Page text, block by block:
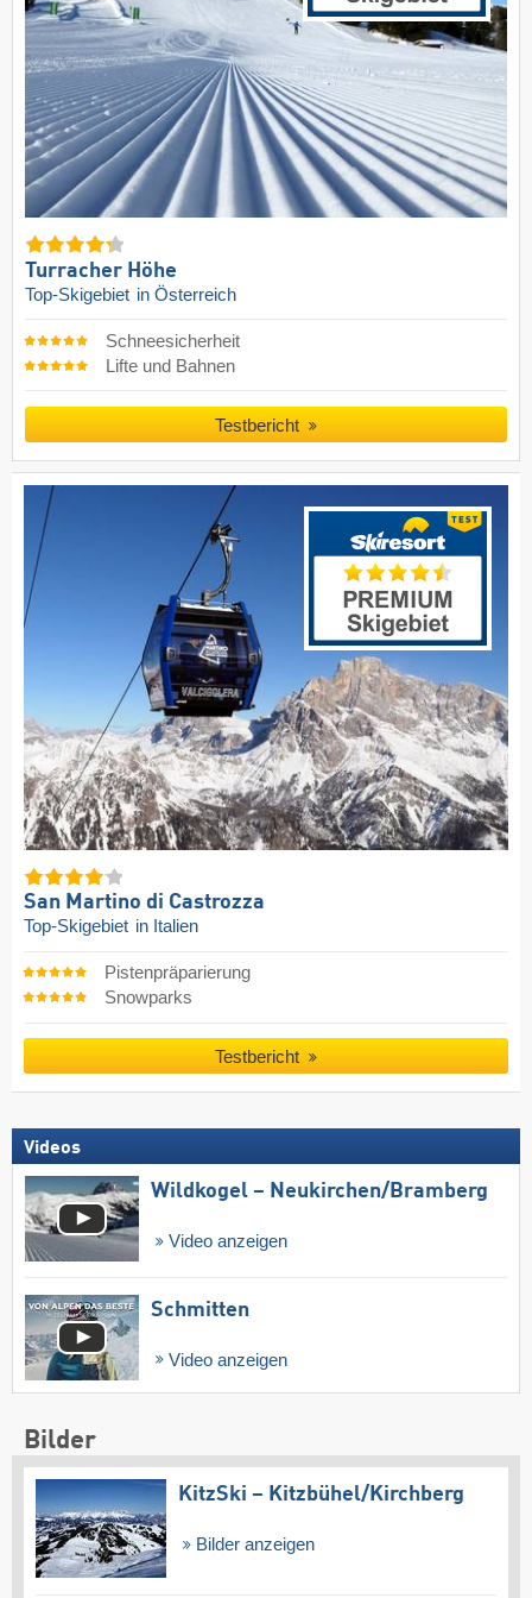
Turracher Höhe
Top-Skigebiet in Österreich
Schneesicherheit
Lifte und Bahnen
Testbericht
San Martino di Castrozza
Top-Skigebiet in Italien
Pistenpräparierung
Snowparks
Testbericht
Videos
Wildkogel – Neukirchen/​Bramberg
Video anzeigen
Schmitten
Video anzeigen
Bilder
KitzSki – Kitzbühel/​Kirchberg
Bilder anzeigen